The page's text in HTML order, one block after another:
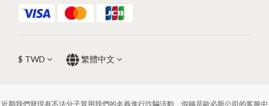
$ TWD 繁體中文
近期我們發現有不法分子冒用我們的名義進行詐騙活動，假稱是歐必斯公司的客服中